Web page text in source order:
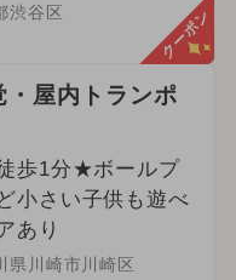
渋谷区 クーポン
・屋内トランポ
歩1分★ボールプ
小さい子供も遊べ
あり
県川崎市川崎区